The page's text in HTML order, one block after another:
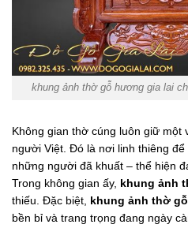
khung ảnh thờ gỗ hương gia lai
Không gian thờ cúng luôn giữ một
người Việt. Đó là nơi linh thiêng
những người đã khuất – thể hiện
Trong không gian ấy, khung ảnh
thiếu. Đặc biệt, khung ảnh thờ
bền bỉ và trang trọng đang ngày